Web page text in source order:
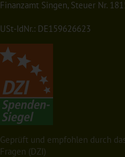
Finanzamt Singen, Steuer Nr.
USt-IdNr.: DE159626623
Geprüft und empfohlen durch
Fragen (DZI)